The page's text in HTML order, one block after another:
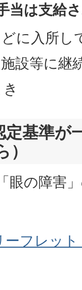
当は支給
に入所し
設等に継
定基準
眼の障害
ーフレッ